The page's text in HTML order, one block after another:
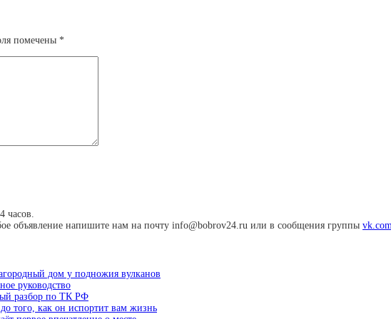
помечены *
часов.
объявление напишите нам на почту info@bobrov24.ru или в сообщения группы
дом у подножия вулканов
руководство
разбор по ТК РФ
того, как он испортит вам жизнь